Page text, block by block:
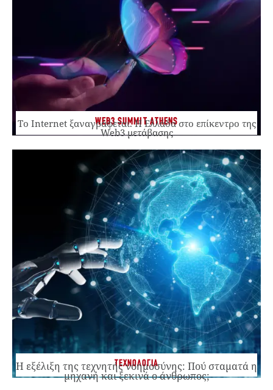
WEB3 SUMMIT ATHENS
Το Internet ξαναγράφεται. Η Ελλάδα στο επίκεντρο της
Web3 μετάβασης
ΤΕΧΝΟΛΟΓΙΑ
Η εξέλιξη της τεχνητής νοημοσύνης: Πού σταματά η
μηχανή και ξεκινά ο άνθρωπος;